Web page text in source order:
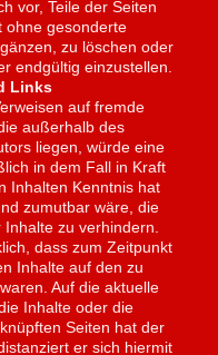
vor, Teile der Seiten
ohne gesonderte
zu löschen oder
endgültig einzustellen.
Links
auf fremde
außerhalb des
liegen, würde eine
in dem Fall in Kraft
Inhalten Kenntnis hat
zumutbar wäre, die
zu verhindern.
dass zum Zeitpunkt
Inhalte auf den zu
Auf die aktuelle
Inhalte oder die
Seiten hat der
er sich hiermit